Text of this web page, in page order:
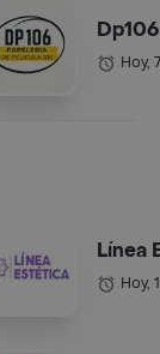
Dp106
Hoy,
Línea
Hoy,